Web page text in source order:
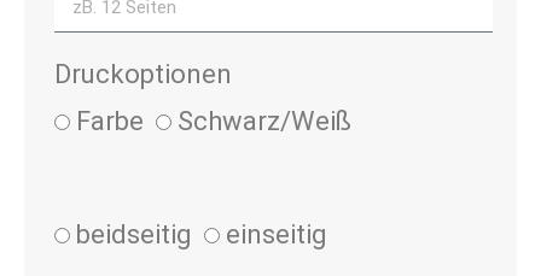
Druckoptionen
Farbe
Schwarz/Weiß
beidseitig einseitig